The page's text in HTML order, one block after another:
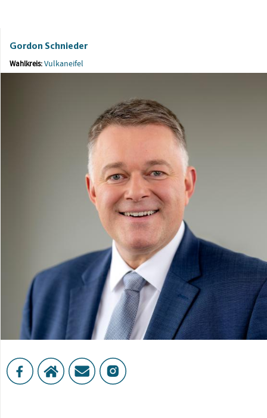
Gordon Schnieder
Wahlkreis:Vulkaneifel